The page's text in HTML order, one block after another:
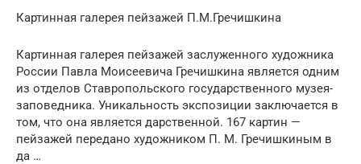
Картинная галерея пейзажей П.М.Гречишкина
Картинная галерея пейзажей заслуженного художника
России Павла Моисеевича Гречишкина является одним
из отделов Ставропольского государственного музея-
заповедника. Уникальность экспозиции заключается в
том, что она является дарственной. 167 картин —
пейзажей передано художником П. М. Гречишкиным в
да …